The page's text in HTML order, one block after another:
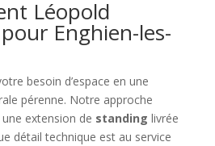
Léopold
Enghien-les-
besoin d’espace en une
pérenne. Notre approche
extension de standing livrée
détail technique est au service